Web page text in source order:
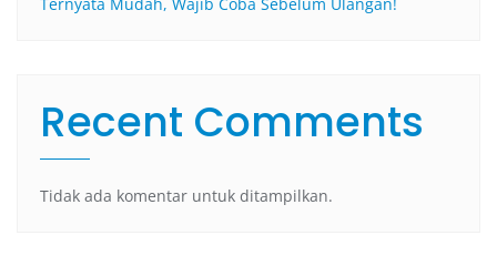
Recent Comments
Tidak ada komentar untuk ditampilkan.